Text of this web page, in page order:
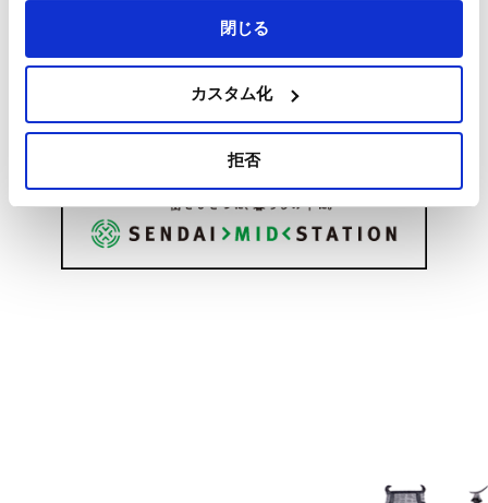
閉じる
カスタム化
拒否